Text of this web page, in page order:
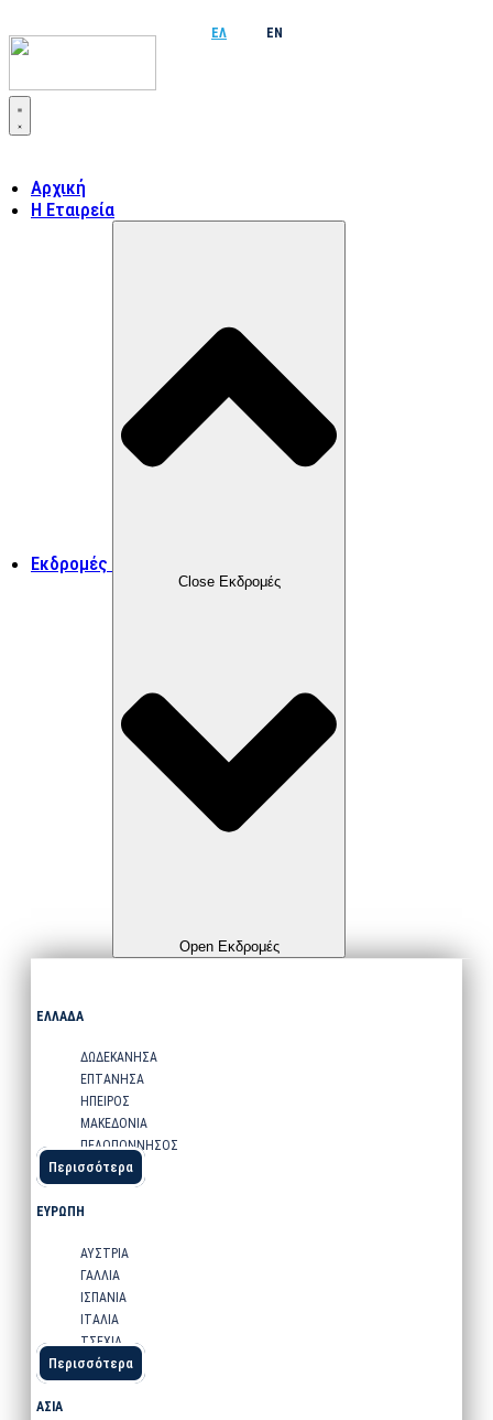
ΕΛ EN
Μετάβαση
περιεχόμενο
Αρχική
Η Εταιρεία
Εκδρομές
Close Εκδρομές
Open Εκδρομές
ΕΛΛΑΔΑ
ΔΩΔΕΚΑΝΗΣΑ
ΕΠΤΑΝΗΣΑ
ΗΠΕΙΡΟΣ
ΜΑΚΕΔΟΝΙΑ
ΠΕΛΟΠΟΝΝΗΣΟΣ
Περισσότερα
ΕΥΡΩΠΗ
ΑΥΣΤΡΙΑ
ΓΑΛΛΙΑ
ΙΣΠΑΝΙΑ
ΙΤΑΛΙΑ
ΤΣΕΧΙΑ
Περισσότερα
ΑΣΙΑ